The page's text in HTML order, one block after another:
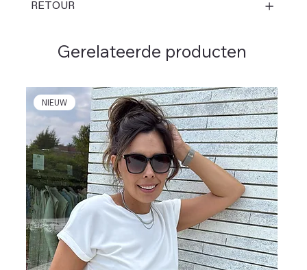
RETOUR
Gerelateerde producten
NIEUW